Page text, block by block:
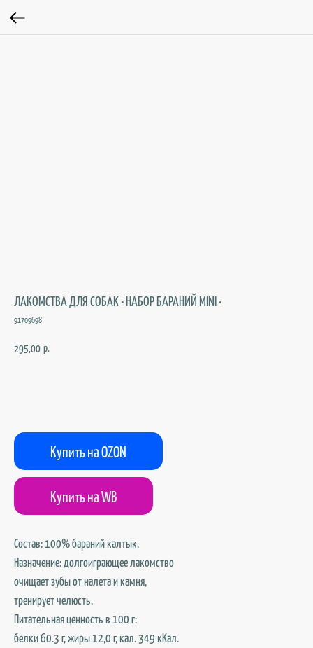
ЛАКОМСТВА ДЛЯ СОБАК • НАБОР БАРАНИЙ MINI •
91709698
295,00 р.
Купить на OZON
Купить на WB
Состав: 100% бараний калтык.
Назначение: долгоиграющее лакомство
очищает зубы от налета и камня,
тренирует челюсть.
Питательная ценность в 100 г:
белки 60.3 г, жиры 12,0 г, кал. 349 кКал.